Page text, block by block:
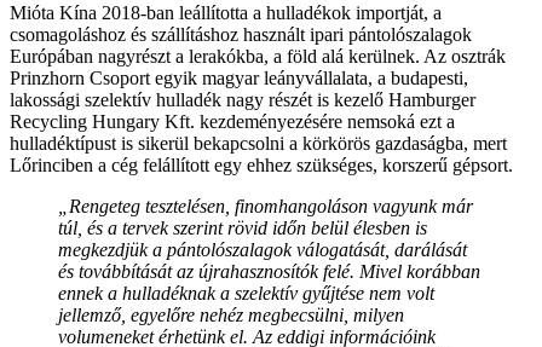
Mióta Kína 2018-ban leállította a hulladékok importját, a
csomagoláshoz és szállításhoz használt ipari pántolószalagok
Európában nagyrészt a lerakókba, a föld alá kerülnek. Az osztrák
Prinzhorn Csoport egyik magyar leányvállalata, a budapesti,
lakossági szelektív hulladék nagy részét is kezelő Hamburger
Recycling Hungary Kft. kezdeményezésére nemsoká ezt a
hulladéktípust is sikerül bekapcsolni a körkörös gazdaságba, mert
Lőrinciben a cég felállított egy ehhez szükséges, korszerű gépsort.
„Rengeteg tesztelésen, finomhangoláson vagyunk már
túl, és a tervek szerint rövid időn belül élesben is
megkezdjük a pántolószalagok válogatását, darálását
és továbbítását az újrahasznosítók felé. Mivel korábban
ennek a hulladéknak a szelektív gyűjtése nem volt
jellemző, egyelőre nehéz megbecsülni, milyen
volumeneket érhetünk el. Az eddigi információink